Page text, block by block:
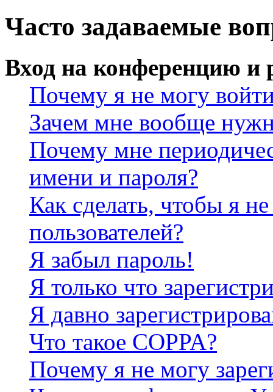
Часто задаваемые
Вход на конференцию и
Почему я не могу
Зачем мне вообще
Почему мне
имени и пароля?
Как сделать, чтобы я
пользователей?
Я забыл пароль!
Я только что
Я давно
Что такое COPPA?
Почему я не могу